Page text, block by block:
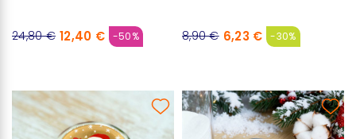
24,80 € 12,40 € -50% 8,90 € 6,23 € -30%